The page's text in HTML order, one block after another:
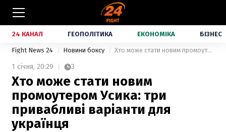
24 КАНАЛ ГЕОПОЛІТИКА ЕКОНОМІКА БІЗНЕС
Fight News 24 Новини боксу Хто може стати новим промоутером Усика: три привабливі варіанти для українця
1 січня, 20:29 3
Хто може стати новим
промоутером Усика: три
привабливі варіанти для
українця